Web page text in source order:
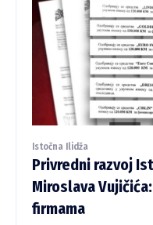
Istočna Ilidža
Privredni razvoj
Miroslava
firmama